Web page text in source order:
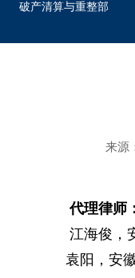
破产清算与重整部
来源
代理律师：
江海俊，安
袁阳，安徽